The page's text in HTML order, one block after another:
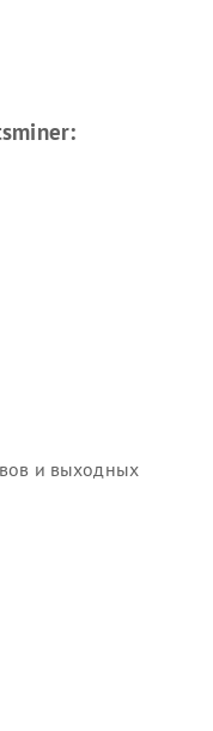
и выходных